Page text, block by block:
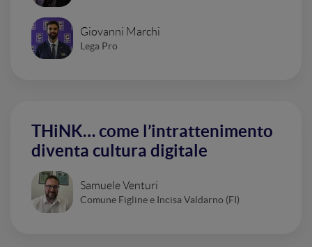
Giovanni Marchi
Lega Pro
THiNK… come l’intrattenimento
diventa cultura digitale
Samuele Venturi
Comune Figline e Incisa Valdarno (FI)